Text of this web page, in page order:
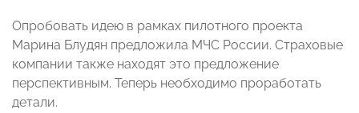
Опробовать идею в рамках пилотного проекта
Марина Блудян предложила МЧС России. Страховые
компании также находят это предложение
перспективным. Теперь необходимо проработать
детали.